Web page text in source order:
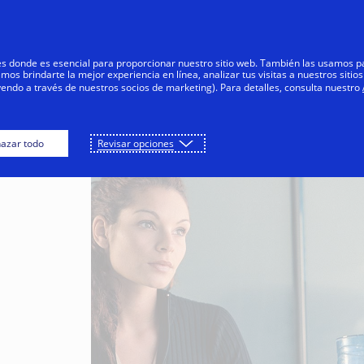
Negocios Innovadores
donde es esencial para proporcionar nuestro sitio web. También las usamos
brindarte la mejor experiencia en línea, analizar tus visitas a nuestros
a través de nuestros socios de marketing). Para detalles, consulta nuestro
todo Revisar opciones